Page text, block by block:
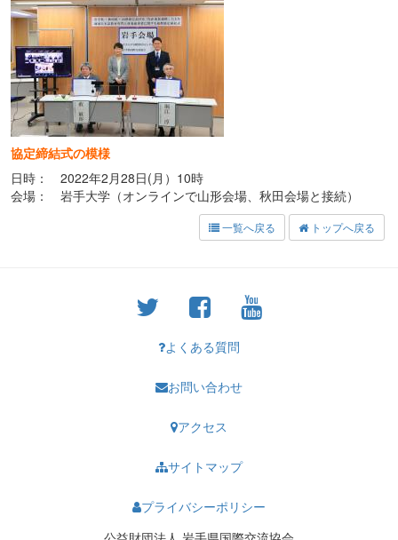
協定締結式の模様
日時： 2022年2月28日(月）10時
会場： 岩手大学（オンラインで山形会場、秋田会場と接続）
一覧へ戻る トップへ戻る
よくある質問
お問い合わせ
アクセス
サイトマップ
プライバシーポリシー